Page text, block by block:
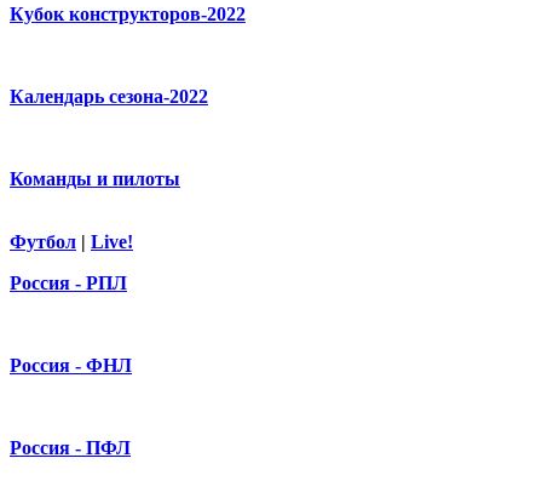
Кубок конструкторов-2022
Календарь сезона-2022
Команды и пилоты
Футбол | Live!
Россия - РПЛ
Россия - ФНЛ
Россия - ПФЛ